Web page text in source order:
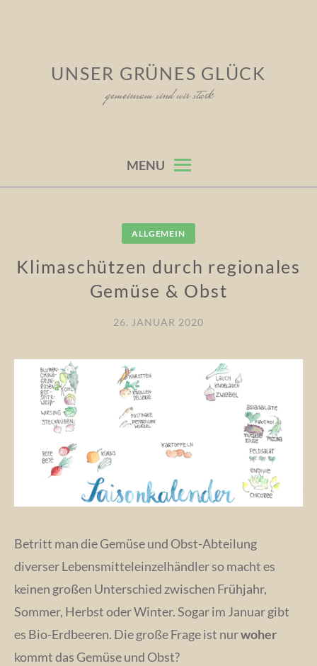
UNSER GRÜNES GLÜCK
gemeinsam sind wir stark
MENU
ALLGEMEIN
Klimaschützen durch regionales
Gemüse & Obst
26. JANUAR 2020
Betritt man die Gemüse und Obst-Abteilung
diverser Lebensmitteleinzelhändler so macht es
keinen großen Unterschied zwischen Frühjahr,
Sommer, Herbst oder Winter. Sogar im Januar gibt
es Bio-Erdbeeren. Die große Frage ist nurwoher
kommt das Gemüse und Obst?